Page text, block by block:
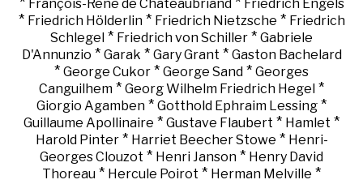
François-René de Chateaubriand Friedrich Engels
* Friedrich Hölderlin* Friedrich Nietzsche * Friedrich
Schlegel * Friedrich von Schiller * Gabriele
D'Annunzio * Garak * Gary Grant * Gaston Bachelard
* George Cukor * George Sand * Georges
Canguilhem * Georg Wilhelm Friedrich Hegel *
Giorgio Agamben * Gotthold Ephraim Lessing *
Guillaume Apollinaire * Gustave Flaubert * Hamlet *
Harold Pinter* Harriet Beecher Stowe * Henri-
Georges Clouzot * Henri Janson * Henry David
Thoreau * Hercule Poirot * Herman Melville *